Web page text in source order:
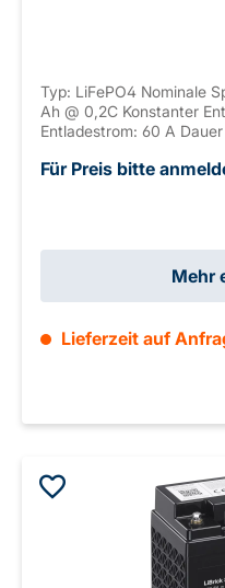
Typ: LiFePO4 Nominale
Ah @ 0,2C Konstanter
Entladestrom: 60 A
verschaltbar: / Parallel
Für Preis bitte
Mehr
Lieferzeit auf